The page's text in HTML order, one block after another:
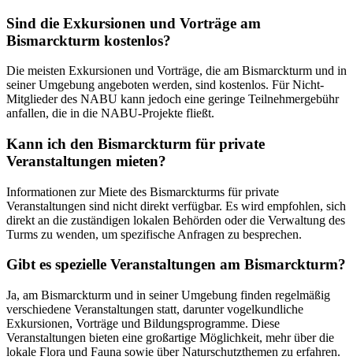
Sind die Exkursionen und Vorträge am
Bismarckturm kostenlos?
Die meisten Exkursionen und Vorträge, die am Bismarckturm und in
seiner Umgebung angeboten werden, sind kostenlos. Für Nicht-
Mitglieder des NABU kann jedoch eine geringe Teilnehmergebühr
anfallen, die in die NABU-Projekte fließt.
Kann ich den Bismarckturm für private
Veranstaltungen mieten?
Informationen zur Miete des Bismarckturms für private
Veranstaltungen sind nicht direkt verfügbar. Es wird empfohlen, sich
direkt an die zuständigen lokalen Behörden oder die Verwaltung des
Turms zu wenden, um spezifische Anfragen zu besprechen.
Gibt es spezielle Veranstaltungen am Bismarckturm?
Ja, am Bismarckturm und in seiner Umgebung finden regelmäßig
verschiedene Veranstaltungen statt, darunter vogelkundliche
Exkursionen, Vorträge und Bildungsprogramme. Diese
Veranstaltungen bieten eine großartige Möglichkeit, mehr über die
lokale Flora und Fauna sowie über Naturschutzthemen zu erfahren.